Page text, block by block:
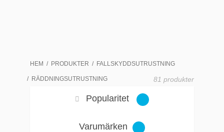
HEM PRODUKTER FALLSKYDDSUTRUSTNING
RÄDDNINGSUTRUSTNING 81 produkter
Popularitet
Varumärken